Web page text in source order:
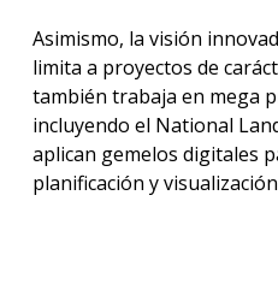
Asimismo, la visión
limita a proyectos de
también trabaja en mega
incluyendo el National
aplican gemelos digitales
planificación y